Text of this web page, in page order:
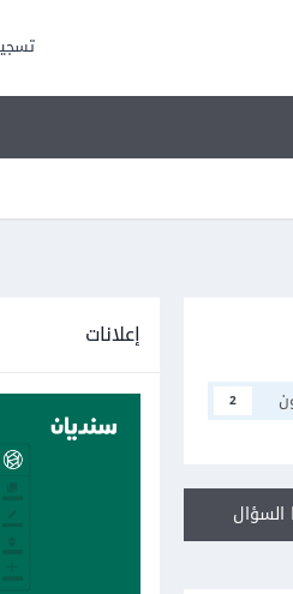
2
إعلانات